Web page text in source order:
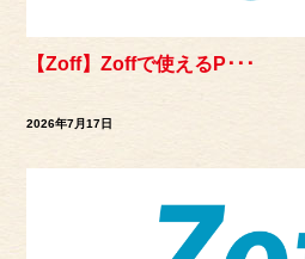
【Zoff】Zoffで使えるP･･･
2026年7月17日